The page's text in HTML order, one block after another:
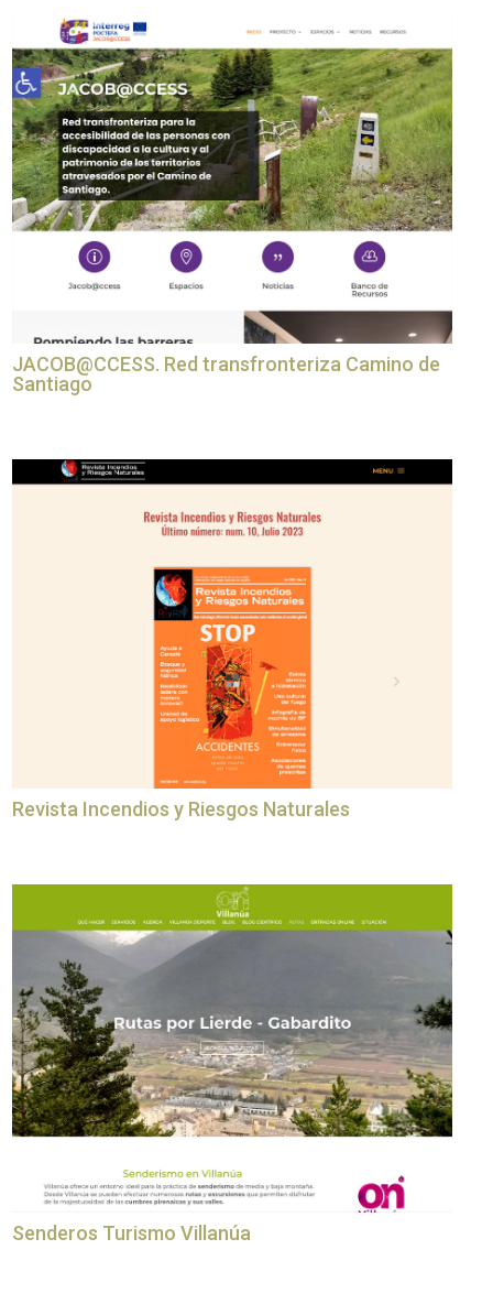
JACOB@CCESS. Red transfronteriza Camino de
Santiago
Revista Incendios y Riesgos Naturales
Senderos Turismo Villanúa